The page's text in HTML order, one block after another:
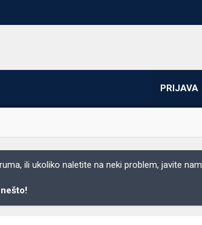
PRIJAVA
ili ukoliko naletite na neki problem, javite nam